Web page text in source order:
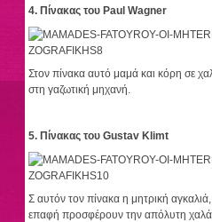
4. Πίνακας του Paul Wagner
Στον πίνακα αυτό μαμά και κόρη σε
στη γαζωτική μηχανή.
5. Πίνακας του Gustav Klimt
Σ αυτόν τον πίνακα η μητρική
επαφή προσφέρουν την απόλυτη